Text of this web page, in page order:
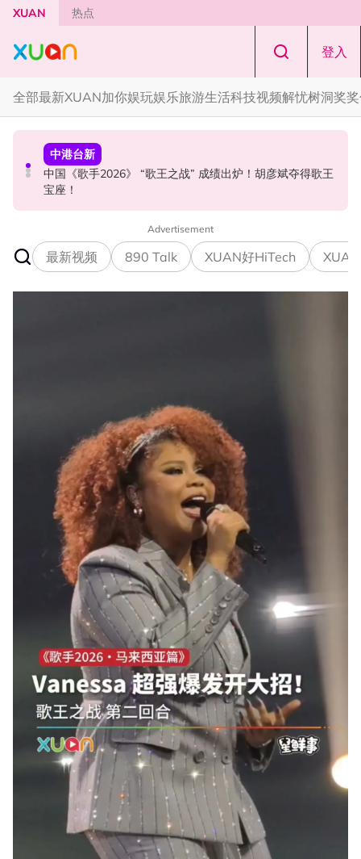
Skip to main content
XUAN 热点
登入
全部最新XUAN加你娱玩娱乐旅游生活科技视频解忧树洞奖
中港台新
中国《歌手2026》 “歌王之战” 成绩出炉！胡彦斌夺得歌王
宝座！
国际星闻
YG大楼遭女粉持高尔夫球杆猛砸！BLACKPINK 10周年最
新进展曝光！
中港台新
Jaclyn Victor现身《歌手2026》现场！遭粉丝野生捕获要
求合照！
Advertisement
最新视频 890 Talk XUAN好HiTech